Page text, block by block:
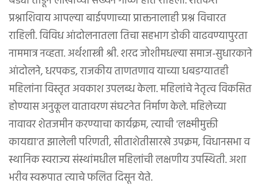
प्रश्नाशिवाय आपल्या बाईपणाच्या प्राक्तनालाही प्रश्न विचारत
राहिली. विविध आंदोलनातला तिचा सहभाग डोकी वाढवण्यापुरता
नाममात्र नव्हता. अर्थशास्त्री श्री. शरद जोशीमधल्या समाज-सुधारकाने
आंदोलने, धरपकड, राजकीय ताणतणाव याच्या धबडग्यातही
महिलांना विस्तृत अवकाश उपलब्ध केला. महिलांचे नेतृत्व विकसित
होण्यास अनुकूल वातावरण संघटनेत निर्माण केले. महिलेच्या
नावावर शेतजमीन करण्याचा कार्यक्रम, त्याची 'लक्ष्मीमुक्ती
कायद्या'त झालेली परिणती, सीताशेतीसारखे उपक्रम, विधानसभा व
स्थानिक स्वराज्य संस्थांमधील महिलांची लक्षणीय उपस्थिती. अशा
भरीव स्वरूपात त्याचे फलित दिसून येते.